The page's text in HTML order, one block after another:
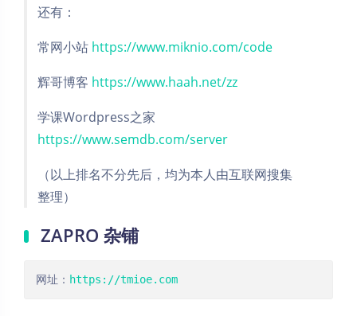
还有：
常网小站 https://www.miknio.com/code
辉哥博客 https://www.haah.net/zz
学课Wordpress之家
https://www.semdb.com/server
（以上排名不分先后，均为本人由互联网搜集
整理）
ZAPRO 杂铺
网址： https://tmioe.com